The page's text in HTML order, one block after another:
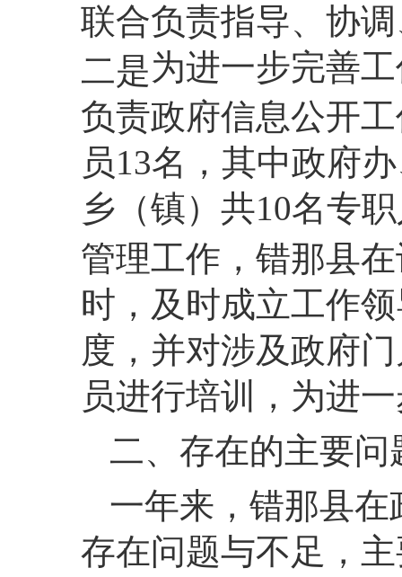
联合负责指导、协
二是为进一步完善
负责政府信息公开
员13名，其中政府
乡（镇）共10名专
管理工作，错那县
时，及时成立工作
度，并对涉及政府
员进行培训，为进
二、存在的主要问
一年来，错那县
存在问题与不足，